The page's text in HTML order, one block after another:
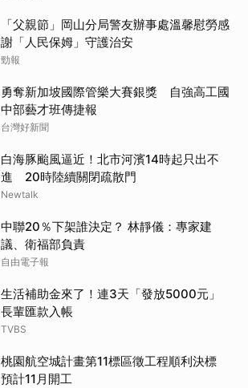
「父親節」岡山分局警友辦事處溫馨慰勞感
謝「人民保姆」守護治安
勁報
勇奪新加坡國際管樂大賽銀獎 自強高工國
中部藝才班傳捷報
台灣好新聞
白海豚颱風逼近！北市河濱14時起只出不
進 20時陸續關閉疏散門
Newtalk
中聯20％下架誰決定？ 林靜儀：專家建
議、衛福部負責
自由電子報
生活補助金來了！連3天「發放5000元」
長輩匯款入帳
TVBS
桃園航空城計畫第11標區徵工程順利決標
預計11月開工